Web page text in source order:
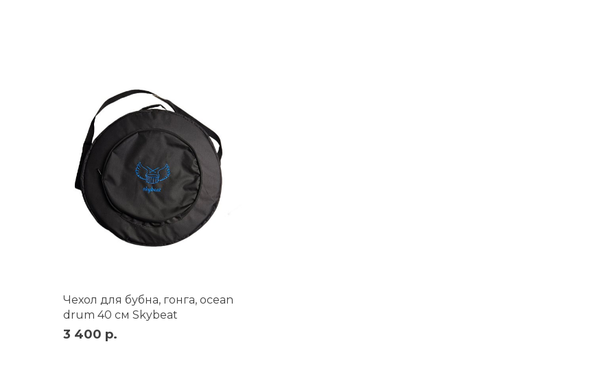
Чехол для бубна, гонга, ocean
drum 40 см Skybeat
3 400 р.